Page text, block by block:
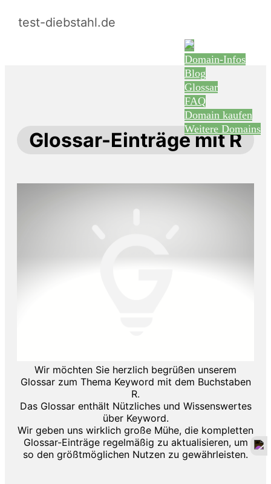
test-diebstahl.de
Domain-Infos
Blog
Glossar
FAQ
Domain kaufen
Weitere Domains
Glossar-Einträge mit R
Wir möchten Sie herzlich begrüßen unserem
Glossar zum Thema Keyword mit dem Buchstaben
R.
Das Glossar enthält Nützliches und Wissenswertes
über Keyword.
Wir geben uns wirklich große Mühe, die kompletten
Glossar-Einträge regelmäßig zu aktualisieren, um
so den größtmöglichen Nutzen zu gewährleisten.